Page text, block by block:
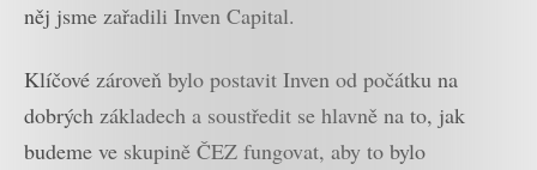
něj jsme zařadili Inven Capital.
Klíčové zároveň bylo postavit Inven od počátku na
dobrých základech a soustředit se hlavně na to, jak
budeme ve skupině ČEZ fungovat, aby to bylo